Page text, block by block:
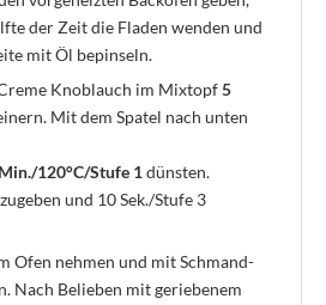
der Zeit die Fladen wenden und
mit Öl bepinseln.
Knoblauch im Mixtopf5
Mit dem Spatel nach unten
120°C/Stufe 1dünsten.
und 10 Sek./Stufe 3
Ofen nehmen und mit Schmand-
Nach Belieben mit geriebenem